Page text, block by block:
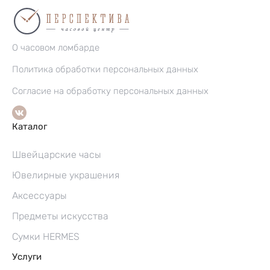
О часовом ломбарде
Политика обработки персональных данных
Согласие на обработку персональных данных
Каталог
Швейцарские часы
Ювелирные украшения
Аксессуары
Предметы искусства
Сумки HERMES
Услуги